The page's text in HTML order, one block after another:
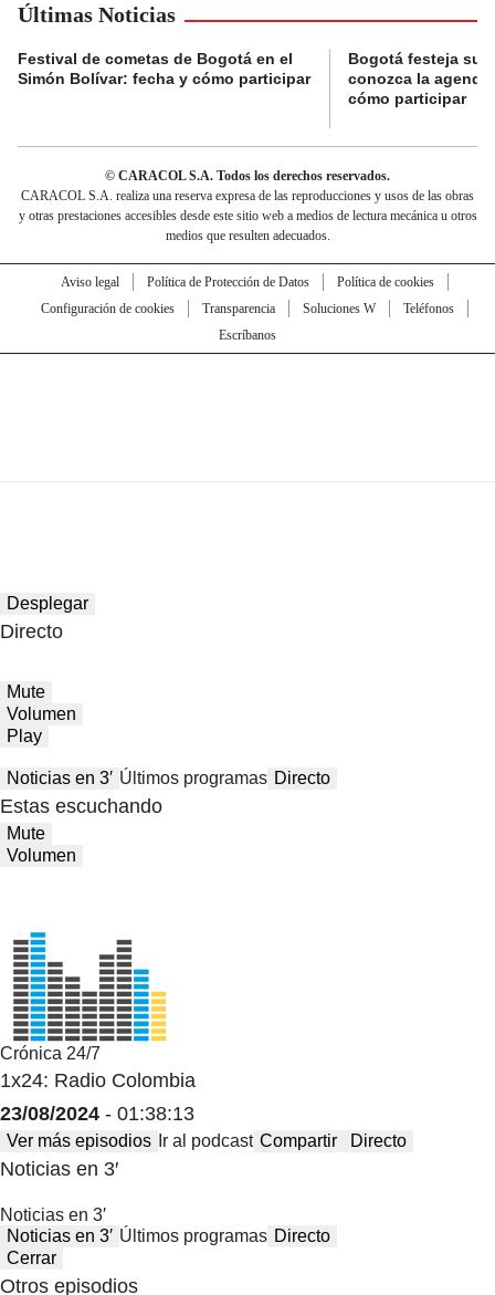
Últimas Noticias
Festival de cometas de Bogotá en el
Simón Bolívar: fecha y cómo participar
Bogotá festeja su
conozca la
cómo participar
© CARACOL S.A. Todos los derechos reservados.
CARACOL S.A. realiza una reserva expresa de las reproducciones y usos de las obras
y otras prestaciones accesibles desde este sitio web a medios de lectura mecánica u otros
medios que resulten adecuados.
Aviso legal Política de Protección de Datos
Política de cookies
Configuración de cookies
Transparencia Soluciones W
Teléfonos
Escríbanos
Desplegar
Directo
Mute
Volumen
Play
Noticias en 3′ Últimos programas Directo
Estas escuchando
Mute
Volumen
Crónica 24/7
1x24: Radio Colombia
23/08/2024 - 01:38:13
Ver más episodios Ir al podcast Compartir Directo
Noticias en 3′
Noticias en 3′
Noticias en 3′ Últimos programas Directo
Cerrar
Otros episodios